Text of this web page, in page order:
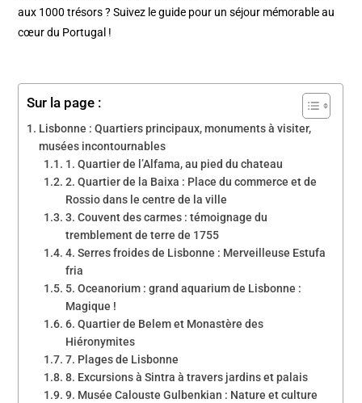
aux 1000 trésors ? Suivez le guide pour un séjour mémorable au
cœur du Portugal !
Sur la page :
Lisbonne : Quartiers principaux, monuments à visiter,
musées incontournables
1. Quartier de l’Alfama, au pied du chateau
2. Quartier de la Baixa : Place du commerce et de
Rossio dans le centre de la ville
3. Couvent des carmes : témoignage du
tremblement de terre de 1755
4. Serres froides de Lisbonne : Merveilleuse Estufa
fria
5. Oceanorium : grand aquarium de Lisbonne :
Magique !
6. Quartier de Belem et Monastère des
Hiéronymites
7. Plages de Lisbonne
8. Excursions à Sintra à travers jardins et palais
9. Musée Calouste Gulbenkian : Nature et culture